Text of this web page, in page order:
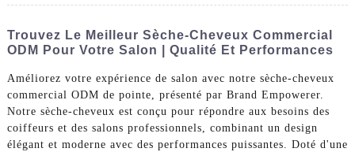
Trouvez Le Meilleur Sèche-Cheveux Commercial
ODM Pour Votre Salon | Qualité Et Performances
Améliorez votre expérience de salon avec notre sèche-cheveux
commercial ODM de pointe, présenté par Brand Empowerer.
Notre sèche-cheveux est conçu pour répondre aux besoins des
coiffeurs et des salons professionnels, combinant un design
élégant et moderne avec des performances puissantes. Doté d'une